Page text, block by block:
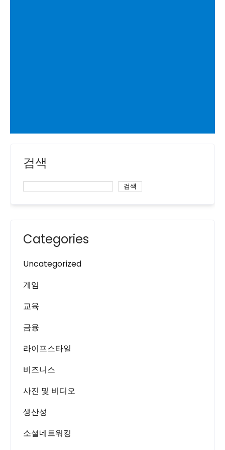
검색
검색
Categories
Uncategorized
게임
교육
금융
라이프스타일
비즈니스
사진 및 비디오
생산성
소셜네트워킹